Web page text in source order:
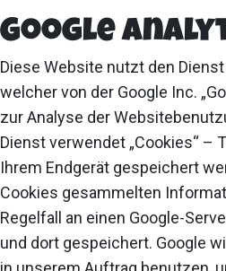
Google
Diese Website nutzt den Dienst
welcher von der Google Inc.
zur Analyse der
Dienst verwendet „Cookies“ –
Ihrem Endgerät gespeichert
Cookies gesammelten
Regelfall an einen Google-
und dort gespeichert. Google